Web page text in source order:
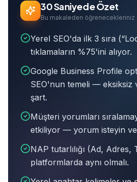
30 Saniyede Özet
Bu makaleden öğrenecekleriniz
Yerel SEO'da ilk 3 sıra
tıklamaların %75'ini alıyor.
Google Business Profile
SEO'nun temeli — eksiksiz
şart.
Müşteri yorumları
etkiliyor — yorum isteyin ve
NAP tutarlılığı (Ad, Adres,
platformlarda aynı olmalı.